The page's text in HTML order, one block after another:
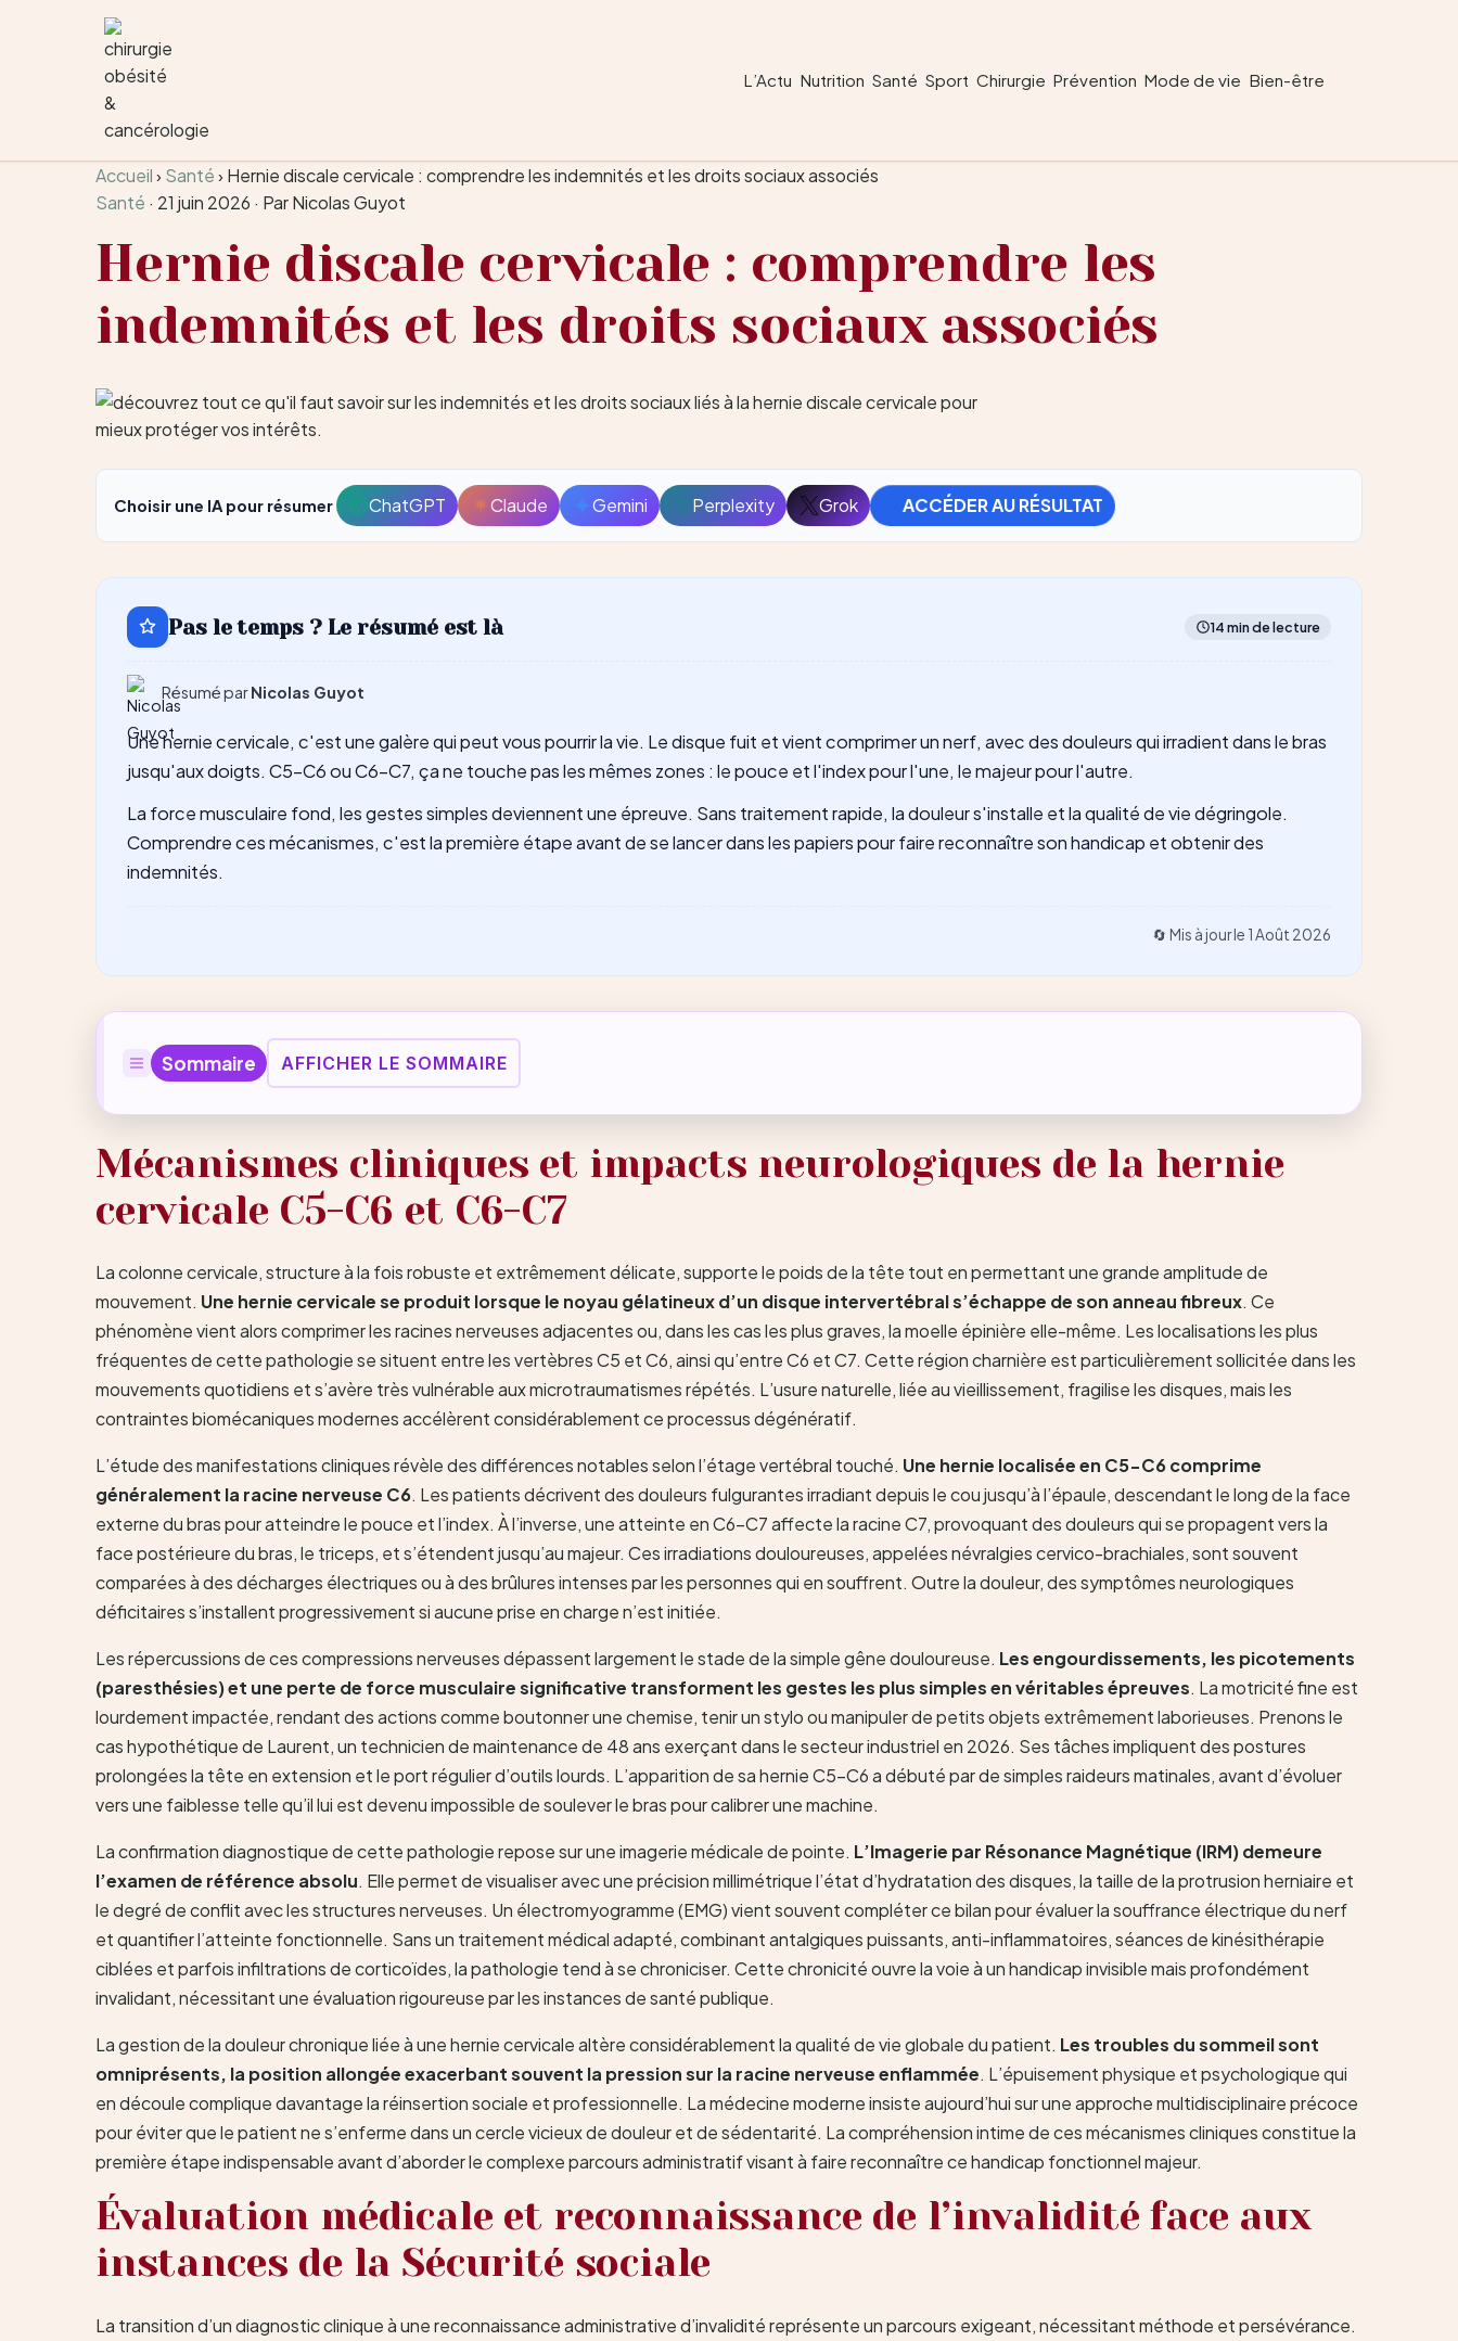
Aller au contenu
L’Actu Nutrition Santé Sport Chirurgie Prévention Mode de vie Bien-être
Accueil› Santé› Hernie discale cervicale : comprendre les indemnités et les droits sociaux associés
Santé · 21 juin 2026 · Par Nicolas Guyot
Hernie discale cervicale : comprendre les
indemnités et les droits sociaux associés
Choisir une IA pour résumer ChatGPT
Ouvrir
avec
Claude
Ouvrir
avec
Gemini
Ouvrir
avec
Perplexity
Ouvrir
avec
Grok
Ouvrir
avec
ACCÉDER AU RÉSULTAT
Pas le temps ? Le résumé est là 14 min de lecture
Résumé parNicolas Guyot
Une hernie cervicale, c'est une galère qui peut vous pourrir la vie. Le disque fuit et vient comprimer un nerf, avec des douleurs qui irradient dans le bras
jusqu'aux doigts. C5-C6 ou C6-C7, ça ne touche pas les mêmes zones : le pouce et l'index pour l'une, le majeur pour l'autre.
La force musculaire fond, les gestes simples deviennent une épreuve. Sans traitement rapide, la douleur s'installe et la qualité de vie dégringole.
Comprendre ces mécanismes, c'est la première étape avant de se lancer dans les papiers pour faire reconnaître son handicap et obtenir des
indemnités.
🔄 Mis à jour le 1 Août 2026
Sommaire AFFICHER LE SOMMAIRE
Mécanismes cliniques et impacts neurologiques de la hernie
cervicale C5-C6 et C6-C7
La colonne cervicale, structure à la fois robuste et extrêmement délicate, supporte le poids de la tête tout en permettant une grande amplitude de
mouvement. Une hernie cervicale se produit lorsque le noyau gélatineux d’un disque intervertébral s’échappe de son anneau fibreux. Ce
phénomène vient alors comprimer les racines nerveuses adjacentes ou, dans les cas les plus graves, la moelle épinière elle-même. Les localisations les plus
fréquentes de cette pathologie se situent entre les vertèbres C5 et C6, ainsi qu’entre C6 et C7. Cette région charnière est particulièrement sollicitée dans les
mouvements quotidiens et s’avère très vulnérable aux microtraumatismes répétés. L’usure naturelle, liée au vieillissement, fragilise les disques, mais les
contraintes biomécaniques modernes accélèrent considérablement ce processus dégénératif.
L’étude des manifestations cliniques révèle des différences notables selon l’étage vertébral touché. Une hernie localisée en C5-C6 comprime
généralement la racine nerveuse C6. Les patients décrivent des douleurs fulgurantes irradiant depuis le cou jusqu’à l’épaule, descendant le long de la face
externe du bras pour atteindre le pouce et l’index. À l’inverse, une atteinte en C6-C7 affecte la racine C7, provoquant des douleurs qui se propagent vers la
face postérieure du bras, le triceps, et s’étendent jusqu’au majeur. Ces irradiations douloureuses, appelées névralgies cervico-brachiales, sont souvent
comparées à des décharges électriques ou à des brûlures intenses par les personnes qui en souffrent. Outre la douleur, des symptômes neurologiques
déficitaires s’installent progressivement si aucune prise en charge n’est initiée.
Les répercussions de ces compressions nerveuses dépassent largement le stade de la simple gêne douloureuse. Les engourdissements, les picotements
(paresthésies) et une perte de force musculaire significative transforment les gestes les plus simples en véritables épreuves. La motricité fine est
lourdement impactée, rendant des actions comme boutonner une chemise, tenir un stylo ou manipuler de petits objets extrêmement laborieuses. Prenons le
cas hypothétique de Laurent, un technicien de maintenance de 48 ans exerçant dans le secteur industriel en 2026. Ses tâches impliquent des postures
prolongées la tête en extension et le port régulier d’outils lourds. L’apparition de sa hernie C5-C6 a débuté par de simples raideurs matinales, avant d’évoluer
vers une faiblesse telle qu’il lui est devenu impossible de soulever le bras pour calibrer une machine.
La confirmation diagnostique de cette pathologie repose sur une imagerie médicale de pointe. L’Imagerie par Résonance Magnétique (IRM) demeure
l’examen de référence absolu. Elle permet de visualiser avec une précision millimétrique l’état d’hydratation des disques, la taille de la protrusion herniaire et
le degré de conflit avec les structures nerveuses. Un électromyogramme (EMG) vient souvent compléter ce bilan pour évaluer la souffrance électrique du nerf
et quantifier l’atteinte fonctionnelle. Sans un traitement médical adapté, combinant antalgiques puissants, anti-inflammatoires, séances de kinésithérapie
ciblées et parfois infiltrations de corticoïdes, la pathologie tend à se chroniciser. Cette chronicité ouvre la voie à un handicap invisible mais profondément
invalidant, nécessitant une évaluation rigoureuse par les instances de santé publique.
La gestion de la douleur chronique liée à une hernie cervicale altère considérablement la qualité de vie globale du patient. Les troubles du sommeil sont
omniprésents, la position allongée exacerbant souvent la pression sur la racine nerveuse enflammée. L’épuisement physique et psychologique qui
en découle complique davantage la réinsertion sociale et professionnelle. La médecine moderne insiste aujourd’hui sur une approche multidisciplinaire précoce
pour éviter que le patient ne s’enferme dans un cercle vicieux de douleur et de sédentarité. La compréhension intime de ces mécanismes cliniques constitue la
première étape indispensable avant d’aborder le complexe parcours administratif visant à faire reconnaître ce handicap fonctionnel majeur.
Évaluation médicale et reconnaissance de l’invalidité face aux
instances de la Sécurité sociale
La transition d’un diagnostic clinique à une reconnaissance administrative d’invalidité représente un parcours exigeant, nécessitant méthode et persévérance.